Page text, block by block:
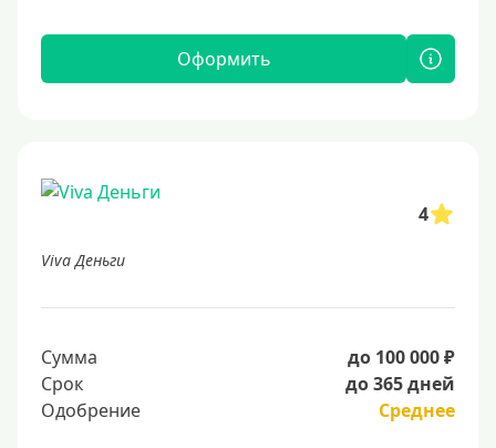
Оформить
4
Viva Деньги
Сумма
до 100 000 ₽
Срок
до 365 дней
Одобрение
Среднее